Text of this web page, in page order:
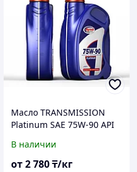
Масло TRANSMISSION
Platinum SAE 75W-90 API
трансмиссионное
всесезонное
В наличии
от2 780₸/кг